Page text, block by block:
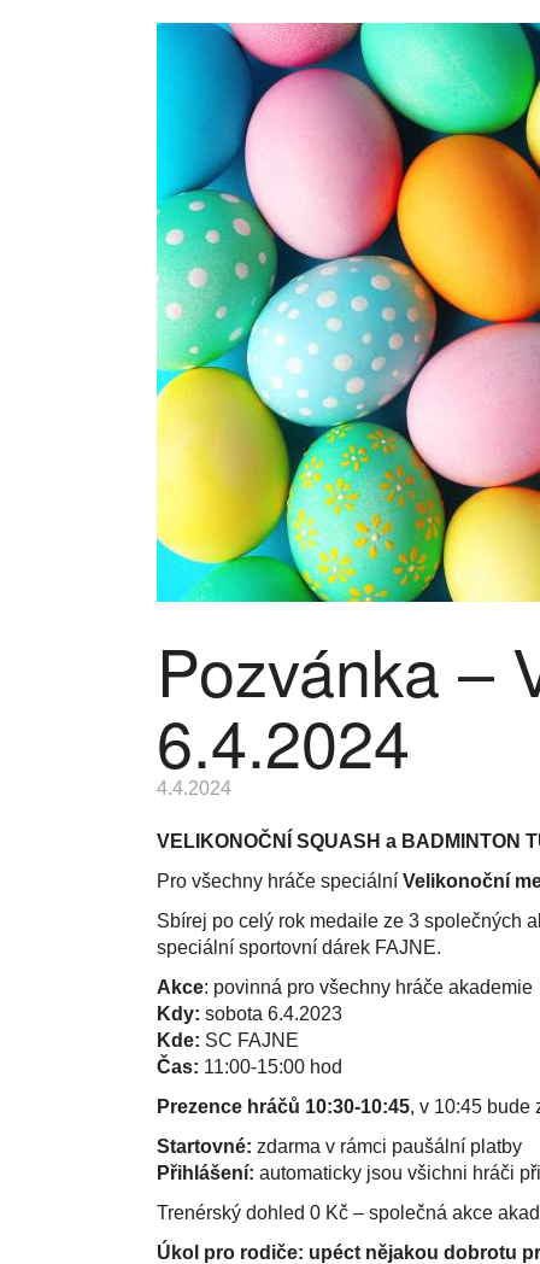
Pozvánka –
6.4.2024
4.4.2024
VELIKONOČNÍ SQUASH a BADMINTON
Pro všechny hráče speciální Velikonoční
Sbírej po celý rok medaile ze 3 společných
speciální sportovní dárek FAJNE.
Akce: povinná pro všechny hráče akademie
Kdy: sobota 6.4.2023
Kde: SC FAJNE
Čas: 11:00-15:00 hod
Prezence hráčů 10:30-10:45, v 10:45 bude
Startovné: zdarma v rámci paušální platby
Přihlášení: automaticky jsou všichni hráči
Trenérský dohled 0 Kč – společná akce
Úkol pro rodiče: upéct nějakou dobrotu